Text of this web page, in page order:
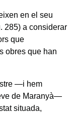
en el seu
285) a considerar
que
obres que han
—i hem
de Maranyà—
situada,